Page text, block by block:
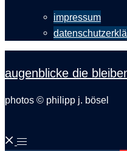
impressum
augenblicke die
photos © philipp j. bösel
Menü